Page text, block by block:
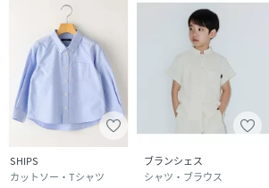
SHIPS
カットソー・Tシャツ
ブランシェス
シャツ・ブラウス